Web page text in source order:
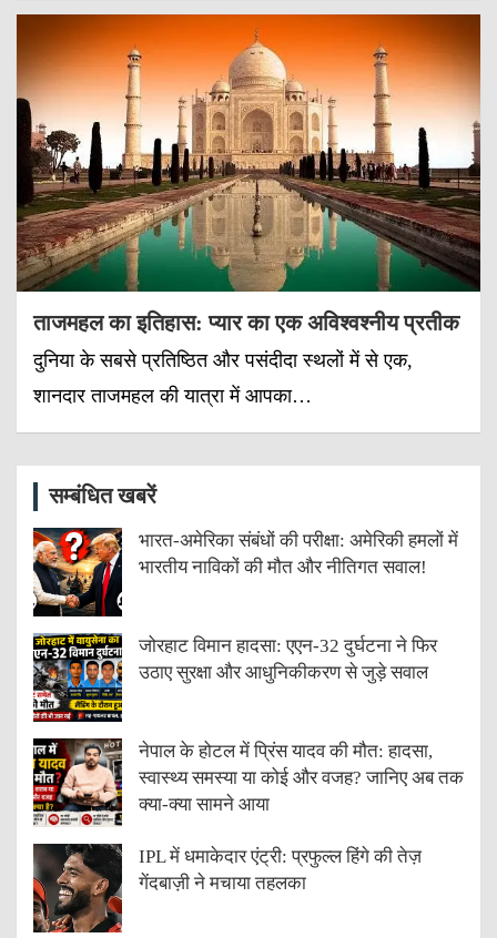
ताजमहल का इतिहास: प्यार का एक अविश्वश्नीय प्रतीक
दुनिया के सबसे प्रतिष्ठित और पसंदीदा स्थलों में से एक,
शानदार ताजमहल की यात्रा में आपका…
सम्बंधित खबरें
भारत-अमेरिका संबंधों की परीक्षा: अमेरिकी हमलों में
भारतीय नाविकों की मौत और नीतिगत सवाल!
जोरहाट विमान हादसा: एएन-32 दुर्घटना ने फिर
उठाए सुरक्षा और आधुनिकीकरण से जुड़े सवाल
नेपाल के होटल में प्रिंस यादव की मौत: हादसा,
स्वास्थ्य समस्या या कोई और वजह? जानिए अब तक
क्या-क्या सामने आया
IPL में धमाकेदार एंट्री: प्रफुल्ल हिंगे की तेज़
गेंदबाज़ी ने मचाया तहलका